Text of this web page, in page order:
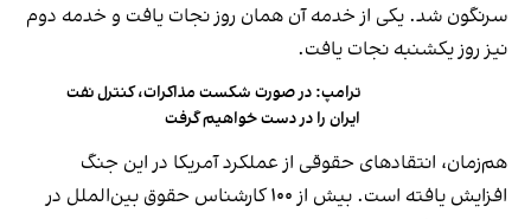
سرنگون شد. یکی از خدمه آن همان روز نجات یافت و خدمه دوم
نیز روز یکشنبه نجات یافت.
ترامپ: در صورت شکست مذاکرات، کنترل نفت
ایران را در دست خواهیم گرفت
هم‌زمان، انتقادهای حقوقی از عملکرد آمریکا در این جنگ
افزایش یافته است. بیش از ۱۰۰ کارشناس حقوق بین‌الملل در